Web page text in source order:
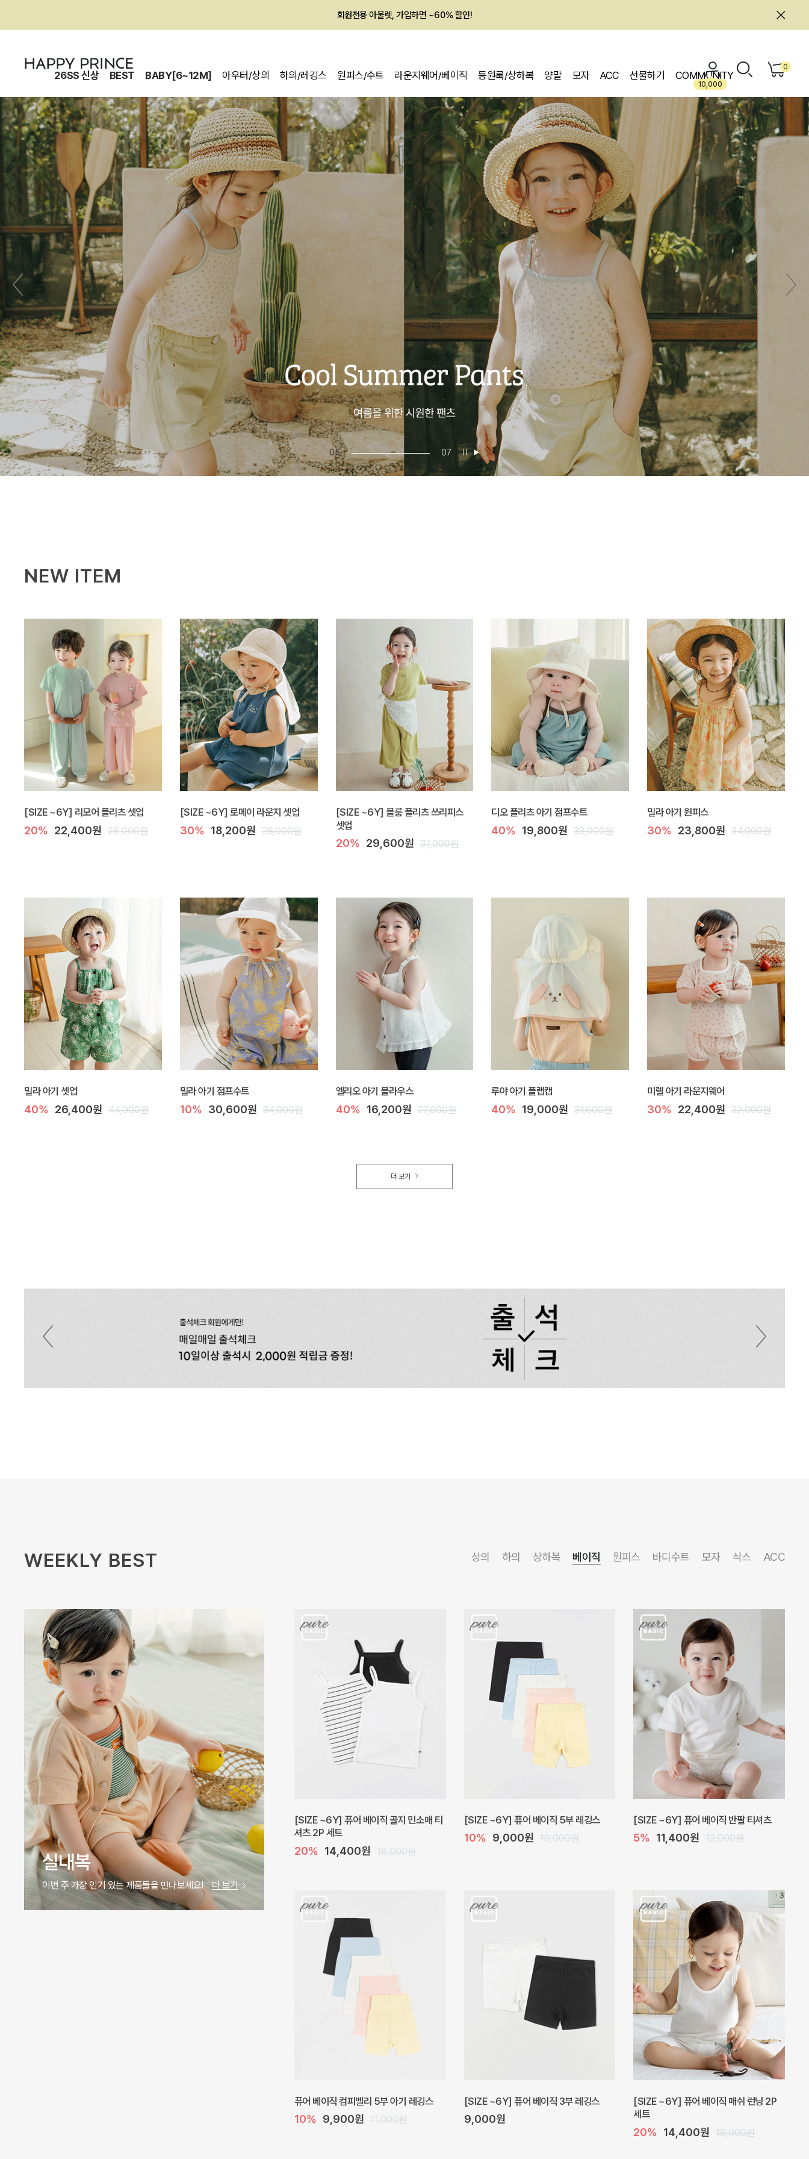
멤버십 최대 28,000원 혜택
26SS 신상 BEST BABY[6~12M] 아우터/상의 하의/레깅스 원피스/수트 라운지웨어/베이직 등원룩/상하복 양말 모자 ACC 선물하기 COMMUNITY
10,000
0
05 07
NEW ITEM
[SIZE ~6Y] 리모어 플리츠 셋업
20% 22,400원 28,000원
[SIZE ~6Y] 로메이 라운지 셋업
30% 18,200원 26,000원
[SIZE ~6Y] 블룸 플리츠 쓰리피스
셋업
20% 29,600원 37,000원
디오 플리츠 아기 점프수트
40% 19,800원 33,000원
밀라 아기 원피스
30% 23,800원 34,000원
밀라 아기 셋업
40% 26,400원 44,000원
밀라 아기 점프수트
10% 30,600원 34,000원
엘리오 아기 블라우스
40% 16,200원 27,000원
루야 아기 플랩캡
40% 19,000원 31,600원
미렐 아기 라운지웨어
30% 22,400원 32,000원
더 보기
WEEKLY BEST 상의 하의 상하복 베이직 원피스 바디수트 모자 삭스 ACC
원피스
이번 주 가장 인기 있는 제품들을 만나보세요! 더 보기
캐더린 뷔스티에 미니 아기 원피스
10% 24,300원
[SIZE ~6Y] 베르 원피스
30% 22,400원 32,000원
프로리 뷔스티에 미니 아기 원피스
20% 20,800원 26,000원
40% 22,200원 37,000원 5% 39,000원 41,000원 30% 23,800원 34,000원